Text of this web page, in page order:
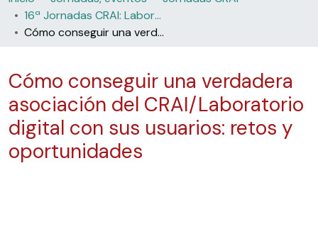
16ª Jornadas CRAI: Laboratorios digitales, un servicio de apoyo a la docencia (Universitat de València, 2018)
Cómo conseguir una verdadera asociación del CRAI/Laboratorio digital con sus usuarios: retos y oportunidades
Cómo conseguir una verdadera
asociación del CRAI/Laboratorio
digital con sus usuarios: retos y
oportunidades